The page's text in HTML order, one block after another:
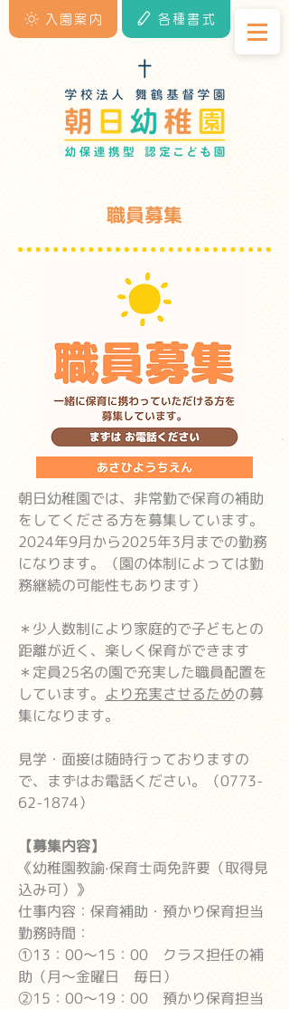
入園案内 各種書式
職員募集
朝日幼稚園では、非常勤で保育の補助
をしてくださる方を募集しています。
2024年9月から2025年3月までの勤務
になります。（園の体制によっては勤
務継続の可能性もあります）
＊少人数制により家庭的で子どもとの
距離が近く、楽しく保育ができます
＊定員25名の園で充実した職員配置を
しています。 より充実させるための募
集になります。
見学・面接は随時行っておりますの
で、まずはお電話ください。（0773-
62-1874）
【募集内容】
《幼稚園教諭·保育士両免許要（取得見
込み可）》
仕事内容：保育補助・預かり保育担当
勤務時間：
①13：00～15：00 クラス担任の補
助（月～金曜日 毎日）
②15：00～19：00 預かり保育担当